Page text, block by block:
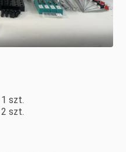
szt.
szt.